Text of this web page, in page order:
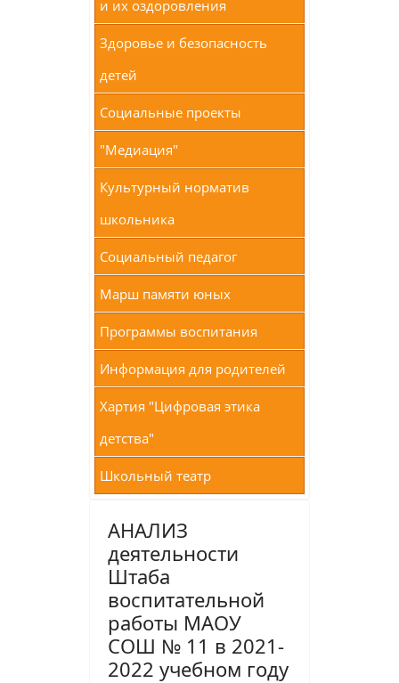
и их оздоровления
Здоровье и безопасность
детей
Социальные проекты
"Медиация"
Культурный норматив
школьника
Социальный педагог
Марш памяти юных
Программы воспитания
Информация для родителей
Хартия "Цифровая этика
детства"
Школьный театр
АНАЛИЗ
деятельности
Штаба
воспитательной
работы МАОУ
СОШ № 11 в 2021-
2022 учебном году